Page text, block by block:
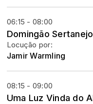
06:15 - 08:00
Domingão Sertanejo
Locução por:
Jamir Warmling
08:15 - 09:00